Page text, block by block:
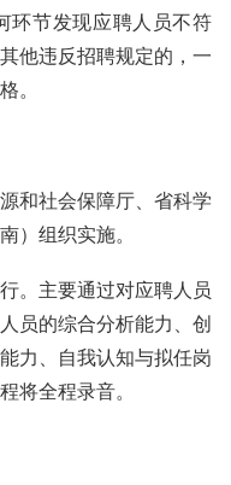
环节发现应聘人员不符
他违反招聘规定的，一
。
和社会保障厅、省科学
）组织实施。
。主要通过对应聘人员
员的综合分析能力、创
力、自我认知与拟任岗
将全程录音。